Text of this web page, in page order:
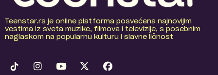
Teenstar.rs je online platforma posvećena najnovijim
vestima iz sveta muzike, filmova i televizije, s posebnim
naglaskom na popularnu kulturu i slavne ličnost